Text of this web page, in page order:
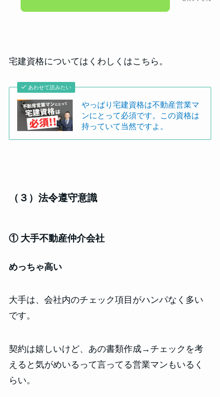
宅建資格についてはくわしくはこちら。
あわせて読みたい
やっぱり宅建資格は不動産営業マ
ンにとって必須です。この資格は
持っていて当然ですよ。
（３）法令遵守意識
① 大手不動産仲介会社
めっちゃ高い
大手は、会社内のチェック項目がハンパなく多い
です。
契約は嬉しいけど、あの書類作成→チェックを考
えると気がめいるって言ってる営業マンもいるく
らい。